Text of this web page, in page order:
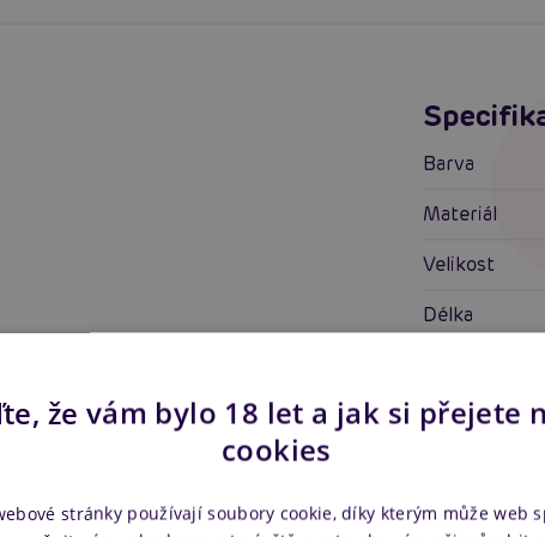
Barva
Materiál
Velikost
Délka
Ovládání
Vlastnosti
že vám bylo 18 let a jak si přejete
cookies
stránky používají soubory cookie, díky kterým může web